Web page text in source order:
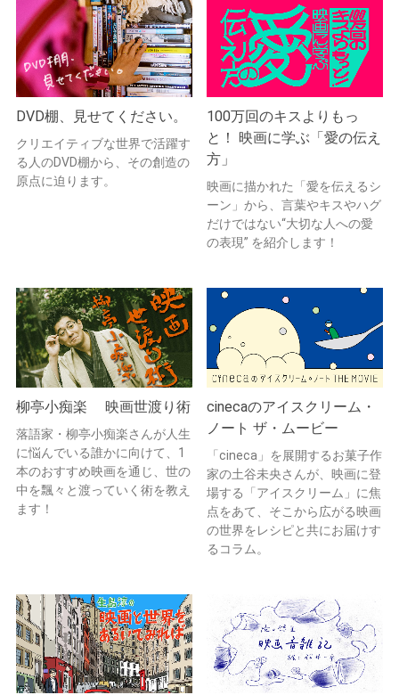
DVD棚、見せてください。
クリエイティブな世界で活躍す
る人のDVD棚から、その創造の
原点に迫ります。
100万回のキスよりもっ
と！ 映画に学ぶ「愛の伝え
方」
映画に描かれた「愛を伝えるシ
ーン」から、言葉やキスやハグ
だけではない“大切な人への愛
の表現” を紹介します！
柳亭小痴楽 映画世渡り術
落語家・柳亭小痴楽さんが人生
に悩んでいる誰かに向けて、1
本のおすすめ映画を通じ、世の
中を飄々と渡っていく術を教え
ます！
cinecaのアイスクリーム・
ノート ザ・ムービー
「cineca」を展開するお菓子作
家の土谷未央さんが、映画に登
場する「アイスクリーム」に焦
点をあて、そこから広がる映画
の世界をレシピと共にお届けす
るコラム。